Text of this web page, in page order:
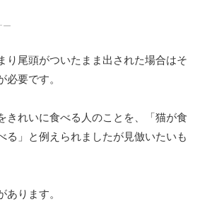
ー
り尾頭がついたまま出された場合はそ
要です。
きれいに食べる人のことを、「猫が食
る」と例えられましたが見倣いたいも
ります。